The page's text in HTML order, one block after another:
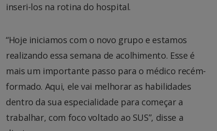
inseri-los na rotina do hospital.
“Hoje iniciamos com o novo grupo e estamos
realizando essa semana de acolhimento. Esse é
mais um importante passo para o médico recém-
formado. Aqui, ele vai melhorar as habilidades
dentro da sua especialidade para começar a
trabalhar, com foco voltado ao SUS”, disse a